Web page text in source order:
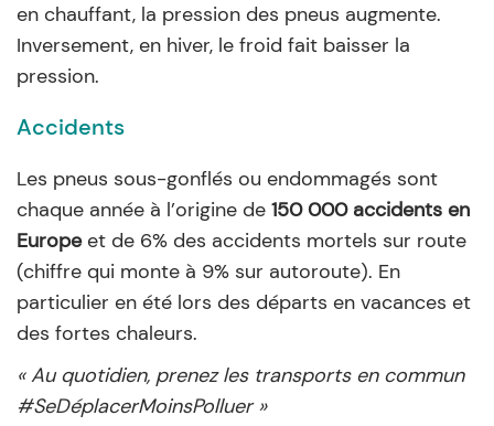
en chauffant, la pression des pneus augmente.
Inversement, en hiver, le froid fait baisser la
pression.
Accidents
Les pneus sous-gonflés ou endommagés sont
chaque année à l’origine de 150 000 accidents en
Europeet de 6% des accidents mortels sur route
(chiffre qui monte à 9% sur autoroute). En
particulier en été lors des départs en vacances et
des fortes chaleurs.
« Au quotidien, prenez les transports en commun
#SeDéplacerMoinsPolluer »